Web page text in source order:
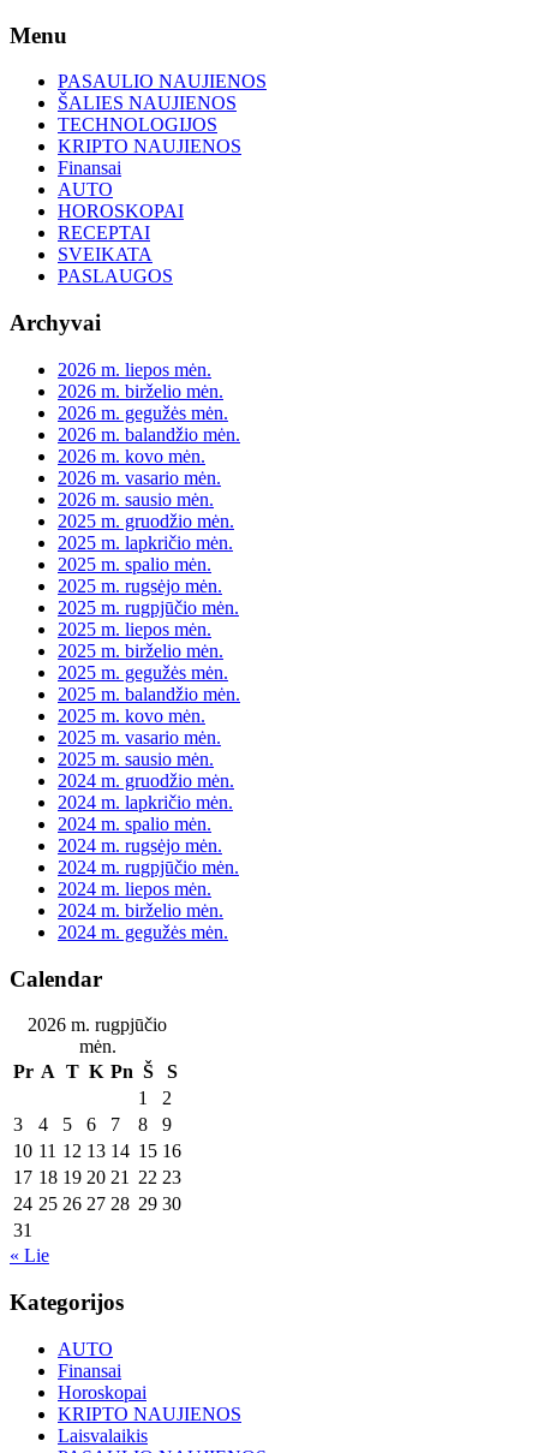
Skip
content
Menu
PASAULIO NAUJIENOS
ŠALIES NAUJIENOS
TECHNOLOGIJOS
KRIPTO NAUJIENOS
Finansai
AUTO
HOROSKOPAI
RECEPTAI
SVEIKATA
PASLAUGOS
Archyvai
2026 m. liepos mėn.
2026 m. birželio mėn.
2026 m. gegužės mėn.
2026 m. balandžio mėn.
2026 m. kovo mėn.
2026 m. vasario mėn.
2026 m. sausio mėn.
2025 m. gruodžio mėn.
2025 m. lapkričio mėn.
2025 m. spalio mėn.
2025 m. rugsėjo mėn.
2025 m. rugpjūčio mėn.
2025 m. liepos mėn.
2025 m. birželio mėn.
2025 m. gegužės mėn.
2025 m. balandžio mėn.
2025 m. kovo mėn.
2025 m. vasario mėn.
2025 m. sausio mėn.
2024 m. gruodžio mėn.
2024 m. lapkričio mėn.
2024 m. spalio mėn.
2024 m. rugsėjo mėn.
2024 m. rugpjūčio mėn.
2024 m. liepos mėn.
2024 m. birželio mėn.
2024 m. gegužės mėn.
Calendar
2026 m. rugpjūčio
mėn.
Pr A T K Pn Š
S
1
2
3
4 5 6 7 8
9
10 11 12 13 14 15 16
17 18 19 20 21 22 23
24 25 26 27 28 29 30
31
« Lie
Kategorijos
AUTO
Finansai
Horoskopai
KRIPTO NAUJIENOS
Laisvalaikis